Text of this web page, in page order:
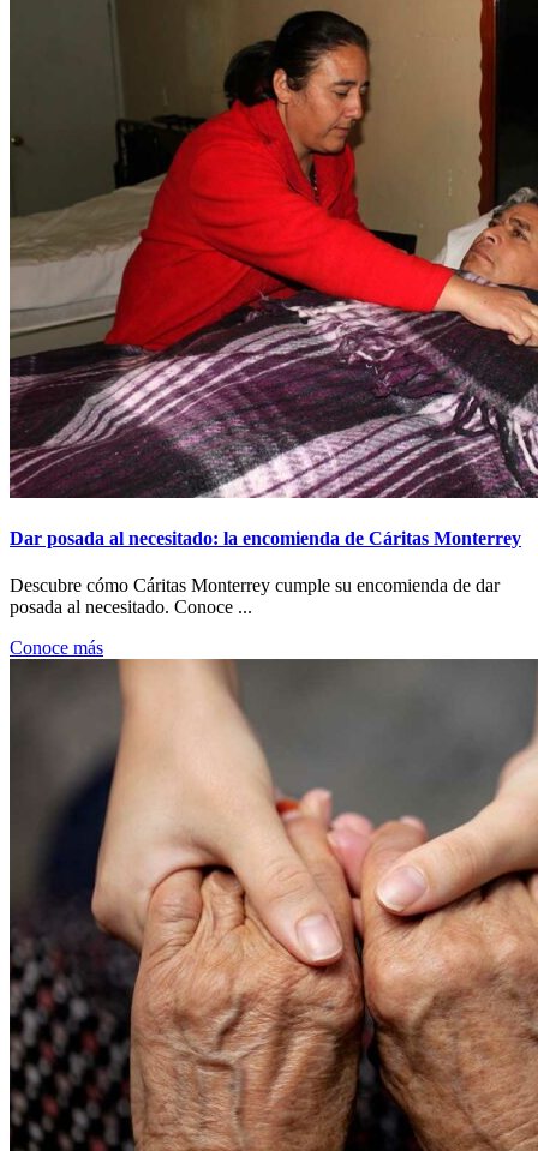
Dar posada al necesitado: la encomienda de Cáritas Monterrey
Descubre cómo Cáritas Monterrey cumple su encomienda de dar
posada al necesitado. Conoce ...
Conoce más